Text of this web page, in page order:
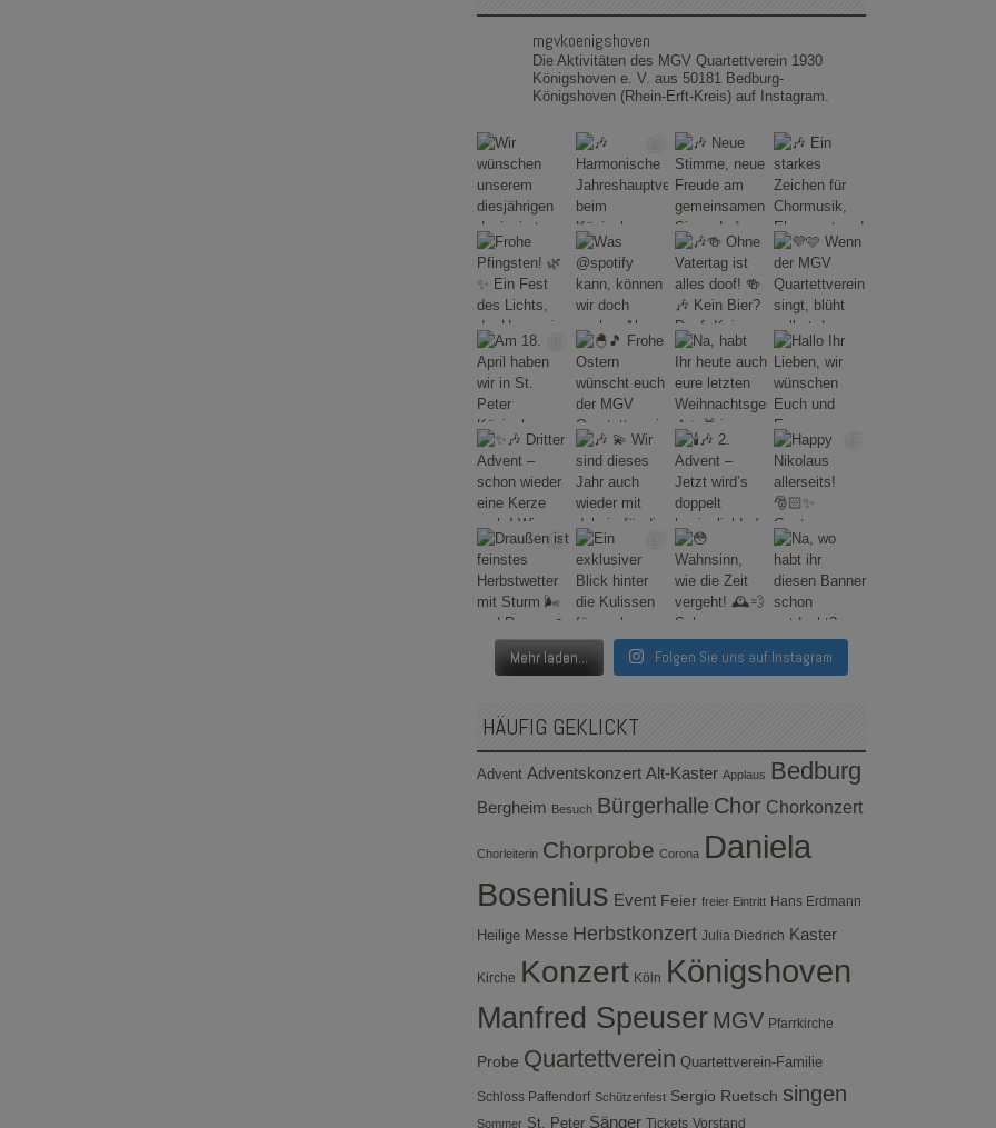
mgvkoenigshoven
Die Aktivitäten des MGV Quartettverein 1930
Königshoven e. V. aus 50181 Bedburg-
Königshoven (Rhein-Erft-Kreis) auf Instagram.
Mehr laden... Folgen Sie uns auf Instagram
HÄUFIG GEKLICKT
Advent Adventskonzert Alt-Kaster Applaus Bedburg
Bergheim Besuch Bürgerhalle Chor Chorkonzert
Chorleiterin Chorprobe Corona Daniela
Bosenius Event Feier freier Eintritt Hans Erdmann
Heilige Messe Herbstkonzert Julia Diedrich Kaster
Kirche Konzert Köln Königshoven
Manfred Speuser MGV Pfarrkirche
Probe Quartettverein Quartettverein-Familie
Schloss Paffendorf Schützenfest Sergio Ruetsch singen
Sommer St. Peter Sänger Tickets Vorstand